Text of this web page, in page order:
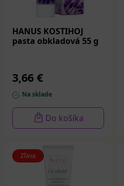
HANUS KOSTIHOJ
pasta obkladová 55 g
3,66 €
Na sklade
Do košíka
Zľava